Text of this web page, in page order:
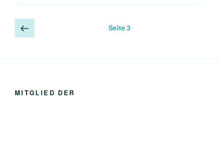
Seitennummerierung
der
Vorherige
Seite
Seite3
MITGLIED DER